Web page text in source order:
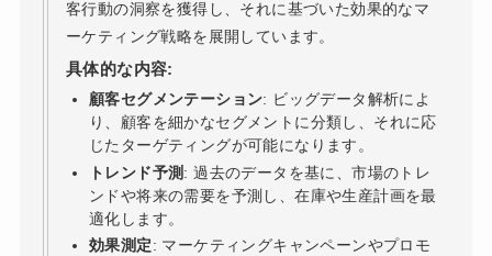
客行動の洞察を獲得し、それに基づいた効果的なマ
ーケティング戦略を展開しています。
具体的な内容:
顧客セグメンテーション: ビッグデータ解析によ
り、顧客を細かなセグメントに分類し、それに応
じたターゲティングが可能になります。
トレンド予測: 過去のデータを基に、市場のトレ
ンドや将来の需要を予測し、在庫や生産計画を最
適化します。
効果測定: マーケティングキャンペーンやプロモ